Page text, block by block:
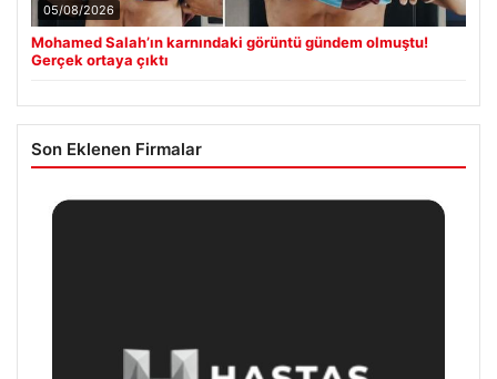
05/08/2026
Mohamed Salah’ın karnındaki görüntü gündem olmuştu!
Gerçek ortaya çıktı
Son Eklenen Firmalar